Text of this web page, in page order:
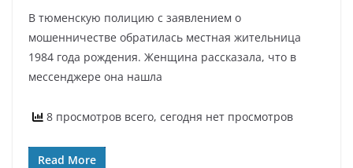
В тюменскую полицию с заявлением о
мошенничестве обратилась местная жительница
1984 года рождения. Женщина рассказала, что в
мессенджере она нашла
8 просмотров всего, сегодня нет просмотров
Read More